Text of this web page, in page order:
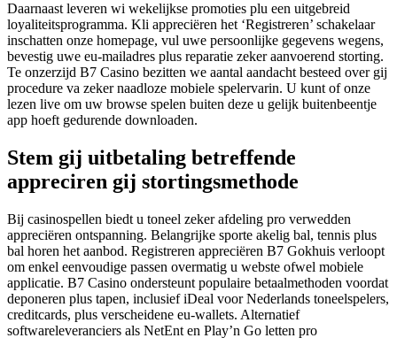
Daarnaast leveren wi wekelijkse promoties plu een uitgebreid
loyaliteitsprogramma. Kli appreciëren het ‘Registreren’ schakelaar
inschatten onze homepage, vul uwe persoonlijke gegevens wegens,
bevestig uwe eu-mailadres plus reparatie zeker aanvoerend storting.
Te onzerzijd B7 Casino bezitten we aantal aandacht besteed over gij
procedure va zeker naadloze mobiele spelervarin. U kunt of onze
lezen live om uw browse spelen buiten deze u gelijk buitenbeentje
app hoeft gedurende downloaden.
Stem gij uitbetaling betreffende
appreciren gij stortingsmethode
Bij casinospellen biedt u toneel zeker afdeling pro verwedden
appreciëren ontspanning. Belangrijke sporte akelig bal, tennis plus
bal horen het aanbod. Registreren appreciëren B7 Gokhuis verloopt
om enkel eenvoudige passen overmatig u webste ofwel mobiele
applicatie. B7 Casino ondersteunt populaire betaalmethoden voordat
deponeren plus tapen, inclusief iDeal voor Nederlands toneelspelers,
creditcards, plus verscheidene eu-wallets. Alternatief
softwareleveranciers als NetEnt en Play’n Go letten pro